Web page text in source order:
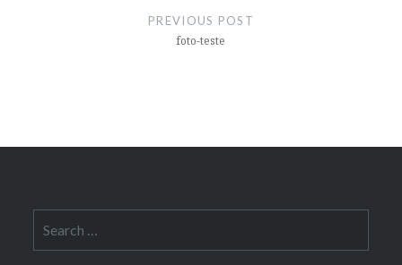
PREVIOUS POST
foto-teste
for: